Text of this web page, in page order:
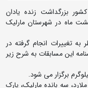
بزرگداشت زنده یادان
و سهیل پرسته روز 26 اردیبهشت ماه در شهرستان مارلیک
تغییرات انجام گرفته در
این مسابقات به شرح زیر
سه بانده مارلیک، پارک